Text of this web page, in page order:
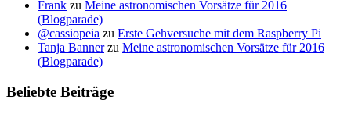
Frank zu Meine astronomischen Vorsätze für 2016
(Blogparade)
@cassiopeia zu Erste Gehversuche mit dem Raspberry Pi
Tanja Bannerzu Meine astronomischen Vorsätze für 2016
(Blogparade)
Beliebte Beiträge